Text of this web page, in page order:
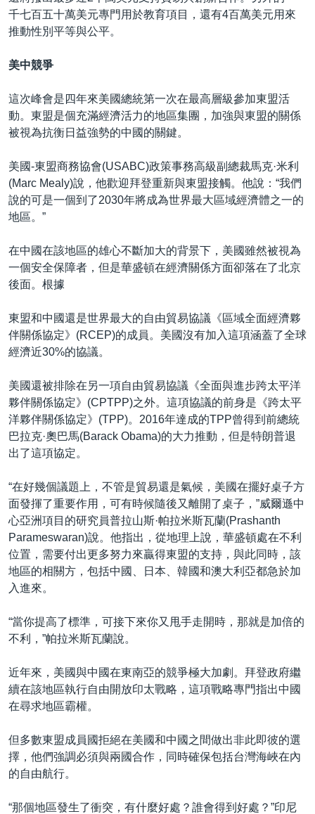
千七百五十萬美元專門用於教育項目，還有4百萬美元用來
推動性別平等與公平。
美中競爭
這次峰會是四年來美國總統第一次在最高層級參加東盟活
動。東盟是個充滿經濟活力的地區集團，加強與東盟的關係
被視為抗衡日益強勢的中國的關鍵。
美國-東盟商務協會(USABC)政策事務高級副總裁馬克·米利
(Marc Mealy)說，他歡迎拜登重新與東盟接觸。他說：“我們
說的可是一個到了2030年將成為世界最大區域經濟體之一的
地區。”
在中國在該地區的雄心不斷加大的背景下，美國雖然被視為
一個安全保障者，但是華盛頓在經濟關係方面卻落在了北京
後面。根據
東盟和中國還是世界最大的自由貿易協議《區域全面經濟夥
伴關係協定》(RCEP)的成員。美國沒有加入這項涵蓋了全球
經濟近30%的協議。
美國還被排除在另一項自由貿易協議《全面與進步跨太平洋
夥伴關係協定》(CPTPP)之外。這項協議的前身是《跨太平
洋夥伴關係協定》(TPP)。2016年達成的TPP曾得到前總統
巴拉克·奧巴馬(Barack Obama)的大力推動，但是特朗普退
出了這項協定。
“在好幾個議題上，不管是貿易還是氣候，美國在擺好桌子方
面發揮了重要作用，可有時候隨後又離開了桌子，”威爾遜中
心亞洲項目的研究員普拉山斯·帕拉米斯瓦蘭(Prashanth
Parameswaran)說。他指出，從地理上說，華盛頓處在不利
位置，需要付出更多努力來贏得東盟的支持，與此同時，該
地區的相關方，包括中國、日本、韓國和澳大利亞都急於加
入進來。
“當你提高了標準，可接下來你又甩手走開時，那就是加倍的
不利，”帕拉米斯瓦蘭說。
近年來，美國與中國在東南亞的競爭極大加劇。拜登政府繼
續在該地區執行自由開放印太戰略，這項戰略專門指出中國
在尋求地區霸權。
但多數東盟成員國拒絕在美國和中國之間做出非此即彼的選
擇，他們強調必須與兩國合作，同時確保包括台灣海峽在內
的自由航行。
“那個地區發生了衝突，有什麼好處？誰會得到好處？”印尼